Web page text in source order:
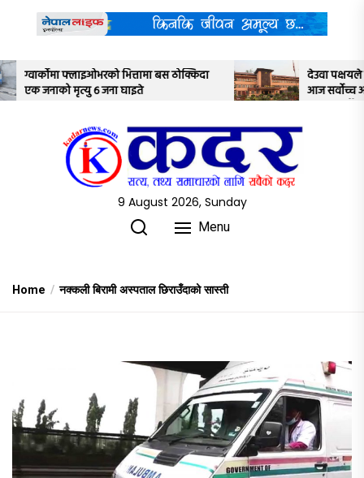
content
ठोक्किदा
देउवा पक्षयले दिएकोे पुनरावलोकन निवेदनमाथि
आज सर्वोच्च अदालतका तीन न्यायाधीशले
9 August 2026, Sunday
Menu
Home नक्कली बिरामी अस्पताल छिराउँदाको सास्ती